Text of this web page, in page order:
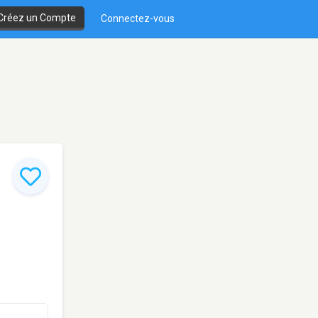
un Compte Connectez-vous